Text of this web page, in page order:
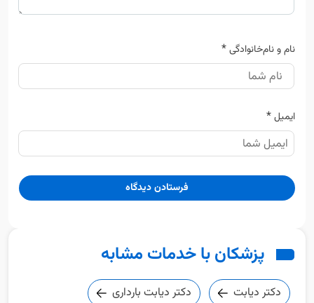
نام و نام‌خانوادگی*
ایمیل*
پزشکان با خدمات مشابه
دکتر دیابت دکتر دیابت بارداری